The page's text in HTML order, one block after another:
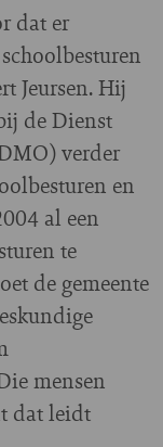
dat er
Jeursen. Hij
de Dienst
verder
en
al een
te
de gemeente
mensen
dat leidt